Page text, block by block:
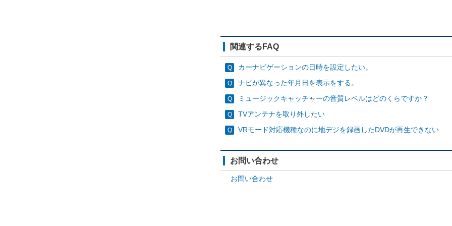
関連するFAQ
カーナビゲーションの日時を設定したい。
ナビが異なった年月日を表示をする。
ミュージックキャッチャーの音質レベルはどのくらですか？
TVアンテナを取り外したい
VRモード対応機種なのに地デジを録画したDVDが再生できない
お問い合わせ
お問い合わせ